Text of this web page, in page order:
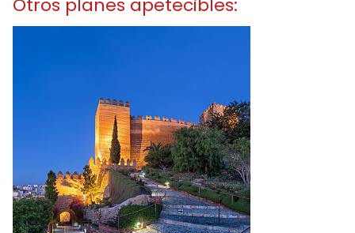
Otros planes apetecibles: